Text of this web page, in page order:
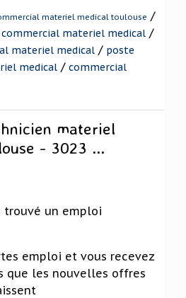
materiel medical toulouse /
materiel medical /
materiel medical / poste
medical / commercial
materiel
- 3023 ...
trouvé un emploi
emploi et vous recevez
que les nouvelles offres